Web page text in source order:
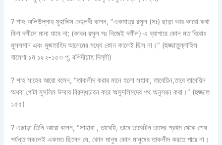
? শাহ অলিউল্লাহ মুহাদ্দিস দেহলবী বলেন, “একমাত্র রসুল (সঃ) ছাড়া আর কারো কথা
বিনা দলীলে মানা যাবে না; (কারন রসুল সঃ নিজেই দলীল) এ ব্যাপারে কোন মত বিরোধ
মুসলমান এবং মুজতাহিদ আলেমের মধ্যে কোন কালেই ছিল না।” (হুজ্জাতুল্লাহিল
বালেগা ১ম ১৫২-১৫৩ পৃ, রশিদীয়াহ দিল্লী)
? শাহ সাহেব আরো বলেন, “তাকলীদ করার মানে হলো সহাবা, তাবেয়িন,তাবে তাবেয়িন
অথবা গোটা মুসলিম উম্মার বিরুদ্ধচারন করে অমুসলিমদের পথ অনুসরন করা।” (হুজ্জাত
১৫৫)
? এছাড়া তিনি আরো বলেন, “সাহাবা , তাবেয়ি, তাবে তাবেয়িন তাদের প্রথম থেকে শেষ
পর্যন্ত সকলেই একমত ছিলেন যে, কোন মানুষ কোন মানুষের তাকলীদ করতে পারে না।